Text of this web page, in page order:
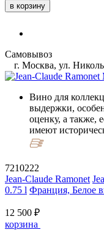
в корзину
Самовывоз
г. Москва, ул.
Вино для
выдержки,
оценку, а также,
имеют
7210222
Jean-Claude Ramonet
0.75 l Франция, Белое
12 500 ₽
корзина